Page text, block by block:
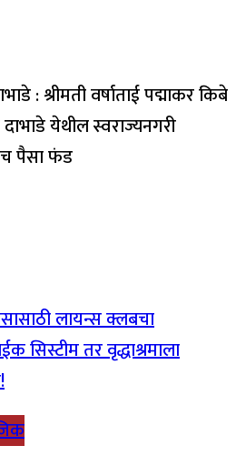
: श्रीमती वर्षाताई पद्माकर किबे
येथील स्वराज्यनगरी
पैसा फंड